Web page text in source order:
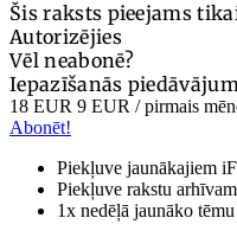
Šis raksts pieejams
Autorizējies
Vēl neabonē?
Iepazīšanās
18 EUR 9 EUR / pirmais
Abonēt!
Piekļuve jaunākajiem
Piekļuve rakstu arhīvam
1x nedēļā jaunāko